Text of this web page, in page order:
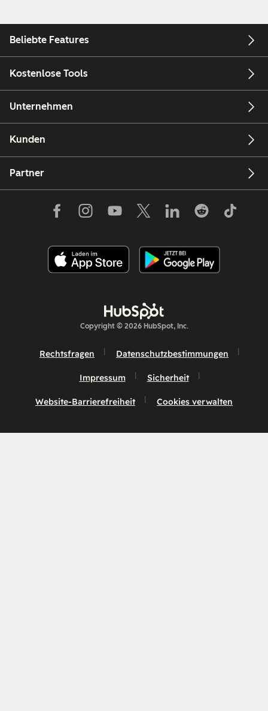
Beliebte Features
Kostenlose Tools
Unternehmen
Kunden
Partner
Copyright © 2026 HubSpot, Inc.
Rechtsfragen Datenschutzbestimmungen
Impressum Sicherheit
Website-Barrierefreiheit Cookies verwalten